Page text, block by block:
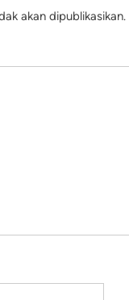
akan dipublikasikan.